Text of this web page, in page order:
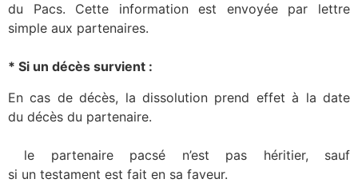
du Pacs. Cette information est envoyée par lettre
simple aux partenaires.
* Si un décès survient :
En cas de décès, la dissolution prend effet à la date
du décès du partenaire.
le partenaire pacsé n’est pas héritier, sauf
si un testament est fait en sa faveur.